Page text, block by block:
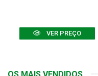
VER PREÇO